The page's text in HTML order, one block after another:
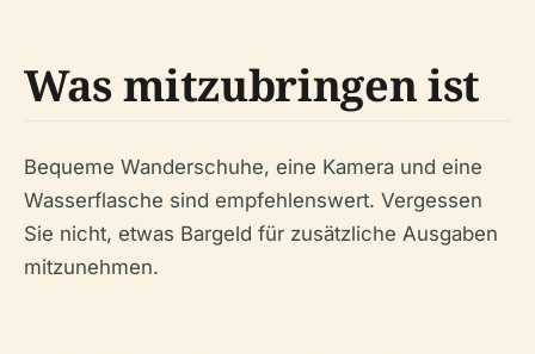
Was mitzubringen ist
Bequeme Wanderschuhe, eine Kamera und eine
Wasserflasche sind empfehlenswert. Vergessen
Sie nicht, etwas Bargeld für zusätzliche Ausgaben
mitzunehmen.